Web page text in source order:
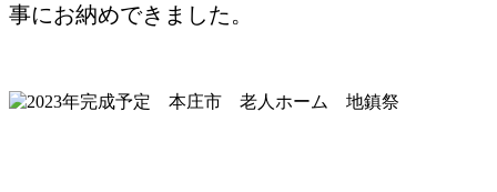
事にお納めできました。